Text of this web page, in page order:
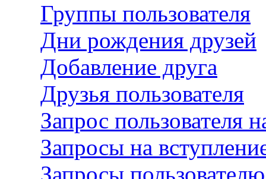
Группы пользователя
Дни рождения друзей
Добавление друга
Друзья пользователя
Запрос пользователя
Запросы на